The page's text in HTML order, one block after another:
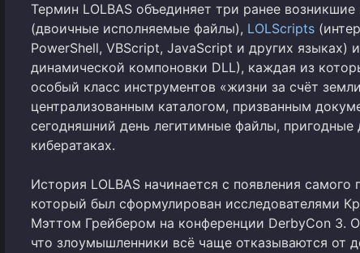
Термин LOLBAS объединяет три ранее возникшие
(двоичные исполняемые файлы), LOLScripts
PowerShell, VBScript, JavaScript и других языках) и
динамической компоновки DLL), каждая из
особый класс инструментов «жизни за счёт
централизованным каталогом, призванным
сегодняшний день легитимные файлы, пригодные
кибератаках.
История LOLBAS начинается с появления
который был сформулирован исследователями
Мэттом Грейбером на конференции DerbyCon 3.
что злоумышленники всё чаще отказываются от